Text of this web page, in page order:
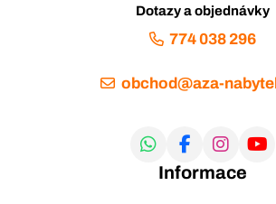
Dotazy a objednávky
774 038 296
obchod@aza-
Informace